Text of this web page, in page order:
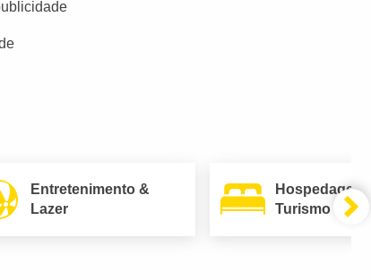
Entretenimento &
Lazer
Hospedagem
Turismo